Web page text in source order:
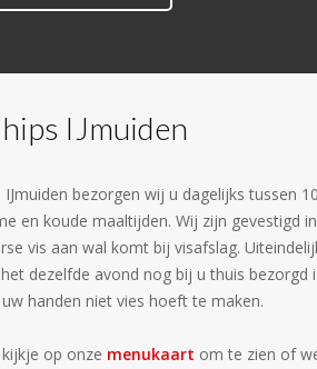
IJmuiden
IJmuiden bezorgen wij u dagelijks tussen
en koude maaltijden. Wij zijn gevestigd
vis aan wal komt bij visafslag.
dezelfde avond nog bij u thuis bezorgd
handen niet vies hoeft te maken.
op onze menukaart om te zien of